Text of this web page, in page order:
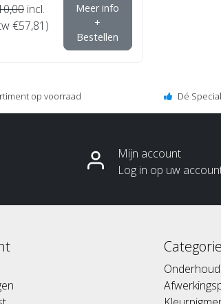
incl.
€57,81)
Meer info
+
Bestellen
op voorraad Dé
Mijn account
Log in op uw